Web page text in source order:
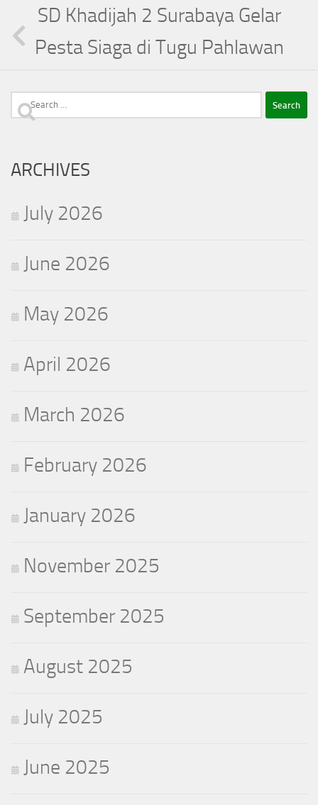
SD Khadijah 2 Surabaya Gelar
Pesta Siaga di Tugu Pahlawan
Search
ARCHIVES
July 2026
June 2026
May 2026
April 2026
March 2026
February 2026
January 2026
November 2025
September 2025
August 2025
July 2025
June 2025